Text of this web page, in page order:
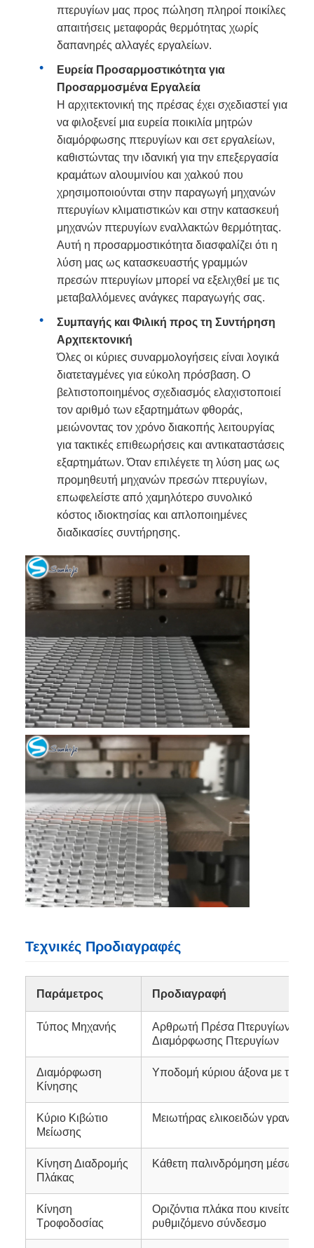
πτερυγίων μας προς πώληση πληροί ποικίλες
απαιτήσεις μεταφοράς θερμότητας χωρίς
δαπανηρές αλλαγές εργαλείων.
Ευρεία Προσαρμοστικότητα για
Προσαρμοσμένα Εργαλεία
Η αρχιτεκτονική της πρέσας έχει σχεδιαστεί για
να φιλοξενεί μια ευρεία ποικιλία μητρών
διαμόρφωσης πτερυγίων και σετ εργαλείων,
καθιστώντας την ιδανική για την επεξεργασία
κραμάτων αλουμινίου και χαλκού που
χρησιμοποιούνται στην παραγωγή μηχανών
πτερυγίων κλιματιστικών και στην κατασκευή
μηχανών πτερυγίων εναλλακτών θερμότητας.
Αυτή η προσαρμοστικότητα διασφαλίζει ότι η
λύση μας ως κατασκευαστής γραμμών
πρεσών πτερυγίων μπορεί να εξελιχθεί με τις
μεταβαλλόμενες ανάγκες παραγωγής σας.
Συμπαγής και Φιλική προς τη Συντήρηση
Αρχιτεκτονική
Όλες οι κύριες συναρμολογήσεις είναι λογικά
διατεταγμένες για εύκολη πρόσβαση. Ο
βελτιστοποιημένος σχεδιασμός ελαχιστοποιεί
τον αριθμό των εξαρτημάτων φθοράς,
μειώνοντας τον χρόνο διακοπής λειτουργίας
για τακτικές επιθεωρήσεις και αντικαταστάσεις
εξαρτημάτων. Όταν επιλέγετε τη λύση μας ως
προμηθευτή μηχανών πρεσών πτερυγίων,
επωφελείστε από χαμηλότερο συνολικό
κόστος ιδιοκτησίας και απλοποιημένες
διαδικασίες συντήρησης.
Τεχνικές Προδιαγραφές
Παράμετρος Προδιαγραφή
Τύπος Μηχανής
Αρθρωτή Πρέσα Πτερυγίων με
Διαμόρφωσης Πτερυγίων
Διαμόρφωση
Κίνησης
Υποδομή κύριου άξονα με
Κύριο Κιβώτιο
Μείωσης
Μειωτήρας ελικοειδών
Κίνηση Διαδρομής
Πλάκας
Κάθετη παλινδρόμηση μέσω
Κίνηση
Τροφοδοσίας
Οριζόντια πλάκα που κινείται
ρυθμιζόμενο σύνδεσμο